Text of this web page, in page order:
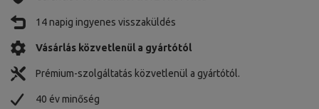
14 napig ingyenes visszaküldés
Vásárlás közvetlenül a gyártótól
Prémium-szolgáltatás közvetlenül a gyártótól.
40 év minőség